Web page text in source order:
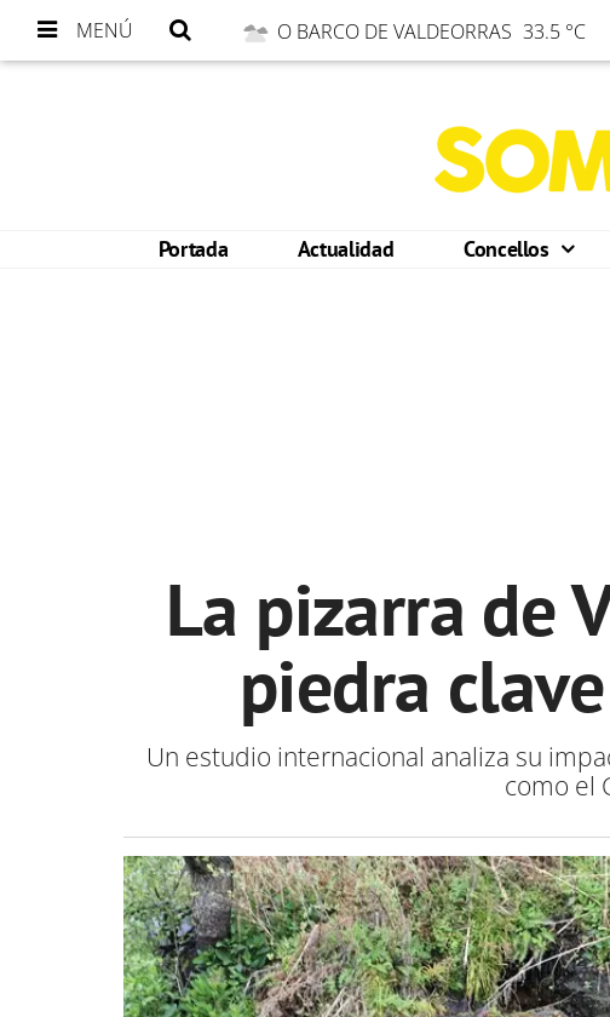
MENÚ O BARCO DE VALDEORRAS 33.5 °C
Portada Actualidad Concellos
La pizarra de
piedra
Un estudio internacional analiza su
como el